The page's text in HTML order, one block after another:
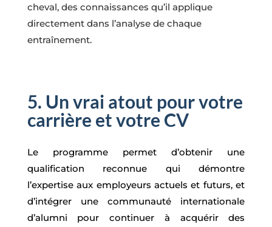
cheval, des connaissances qu’il applique
directement dans l’analyse de chaque
entraînement.
5. Un vrai atout pour votre
carrière et votre CV
Le programme permet d’obtenir une
qualification reconnue qui démontre
l’expertise aux employeurs actuels et futurs, et
d’intégrer une communauté internationale
d’alumni pour continuer à acquérir des